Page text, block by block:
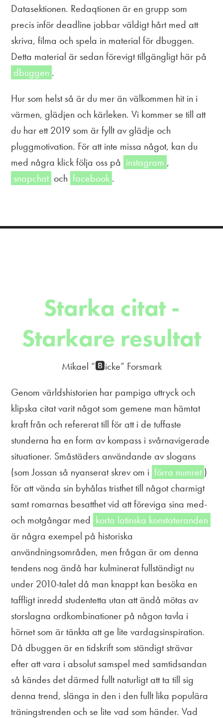
Datasektionen. Redaqtionen är en grupp som
precis inför deadline jobbar väldigt hårt med att
skriva, filma och spela in material för dbuggen.
Detta material är sedan förevigt tillgängligt här på
dbuggen .
Hur som helst så är du mer än välkommen hit in i
värmen, glädjen och kärleken. Vi kommer se till att
du har ett 2019 som är fyllt av glädje och
pluggmotivation. För att inte missa något, kan du
med några klick följa oss på instagram ,
snapchat och facebook .
Starka citat -
Starkare resultat
Mikael “🅱️icke” Forsmark
Genom världshistorien har pampiga uttryck och
klipska citat varit något som gemene man hämtat
kraft från och refererat till för att i de tuffaste
stunderna ha en form av kompass i svårnavigerade
situationer. Småstäders användande av slogans
(som Jossan så nyanserat skrev om i förra numret )
för att vända sin byhålas tristhet till något charmigt
samt romarnas besatthet vid att föreviga sina med-
och motgångar med korta latinska konstateranden
är några exempel på historiska
användningsområden, men frågan är om denna
tendens nog ändå har kulminerat fullständigt nu
under 2010-talet då man knappt kan besöka en
taffligt inredd studentetta utan att ändå mötas av
storslagna ordkombinationer på någon tavla i
hörnet som är tänkta att ge lite vardagsinspiration.
Då dbuggen är en tidskrift som ständigt strävar
efter att vara i absolut samspel med samtidsandan
så kändes det därmed fullt naturligt att ta till sig
denna trend, slänga in den i den fullt lika populära
träningstrenden och se lite vad som händer. Vad